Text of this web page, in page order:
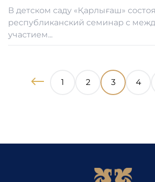
В детском саду «Қарлығаш»
республиканский семинар с
участием...
1 2 3 4